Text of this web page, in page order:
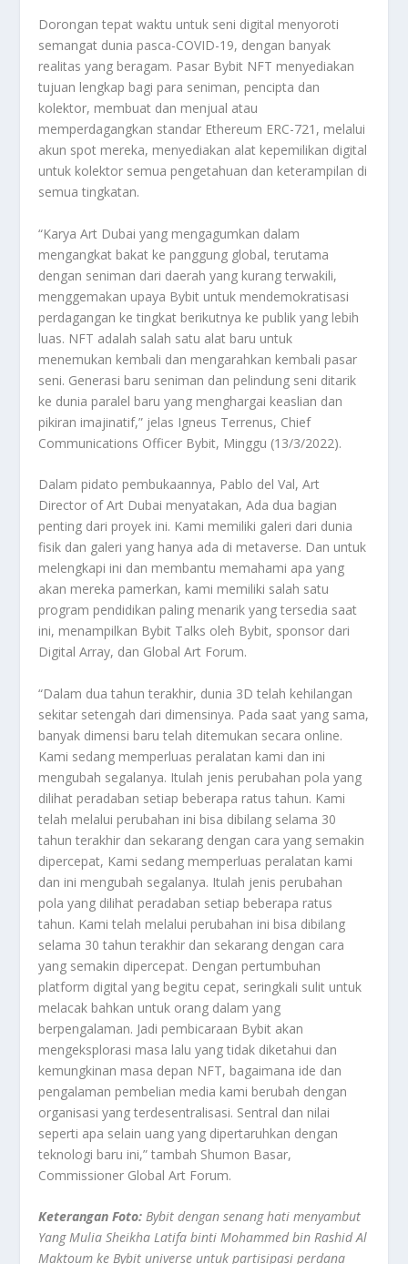
Dorongan tepat waktu untuk seni digital menyoroti
semangat dunia pasca-COVID-19, dengan banyak
realitas yang beragam. Pasar Bybit NFT menyediakan
tujuan lengkap bagi para seniman, pencipta dan
kolektor, membuat dan menjual atau
memperdagangkan standar Ethereum ERC-721, melalui
akun spot mereka, menyediakan alat kepemilikan digital
untuk kolektor semua pengetahuan dan keterampilan di
semua tingkatan.
“Karya Art Dubai yang mengagumkan dalam
mengangkat bakat ke panggung global, terutama
dengan seniman dari daerah yang kurang terwakili,
menggemakan upaya Bybit untuk mendemokratisasi
perdagangan ke tingkat berikutnya ke publik yang lebih
luas. NFT adalah salah satu alat baru untuk
menemukan kembali dan mengarahkan kembali pasar
seni. Generasi baru seniman dan pelindung seni ditarik
ke dunia paralel baru yang menghargai keaslian dan
pikiran imajinatif,” jelas Igneus Terrenus, Chief
Communications Officer Bybit, Minggu (13/3/2022).
Dalam pidato pembukaannya, Pablo del Val, Art
Director of Art Dubai menyatakan, Ada dua bagian
penting dari proyek ini. Kami memiliki galeri dari dunia
fisik dan galeri yang hanya ada di metaverse. Dan untuk
melengkapi ini dan membantu memahami apa yang
akan mereka pamerkan, kami memiliki salah satu
program pendidikan paling menarik yang tersedia saat
ini, menampilkan Bybit Talks oleh Bybit, sponsor dari
Digital Array, dan Global Art Forum.
“Dalam dua tahun terakhir, dunia 3D telah kehilangan
sekitar setengah dari dimensinya. Pada saat yang sama,
banyak dimensi baru telah ditemukan secara online.
Kami sedang memperluas peralatan kami dan ini
mengubah segalanya. Itulah jenis perubahan pola yang
dilihat peradaban setiap beberapa ratus tahun. Kami
telah melalui perubahan ini bisa dibilang selama 30
tahun terakhir dan sekarang dengan cara yang semakin
dipercepat, Kami sedang memperluas peralatan kami
dan ini mengubah segalanya. Itulah jenis perubahan
pola yang dilihat peradaban setiap beberapa ratus
tahun. Kami telah melalui perubahan ini bisa dibilang
selama 30 tahun terakhir dan sekarang dengan cara
yang semakin dipercepat. Dengan pertumbuhan
platform digital yang begitu cepat, seringkali sulit untuk
melacak bahkan untuk orang dalam yang
berpengalaman. Jadi pembicaraan Bybit akan
mengeksplorasi masa lalu yang tidak diketahui dan
kemungkinan masa depan NFT, bagaimana ide dan
pengalaman pembelian media kami berubah dengan
organisasi yang terdesentralisasi. Sentral dan nilai
seperti apa selain uang yang dipertaruhkan dengan
teknologi baru ini,” tambah Shumon Basar,
Commissioner Global Art Forum.
Keterangan Foto:Bybit dengan senang hati menyambut
Yang Mulia Sheikha Latifa binti Mohammed bin Rashid Al
Maktoum ke Bybit universe untuk partisipasi perdana